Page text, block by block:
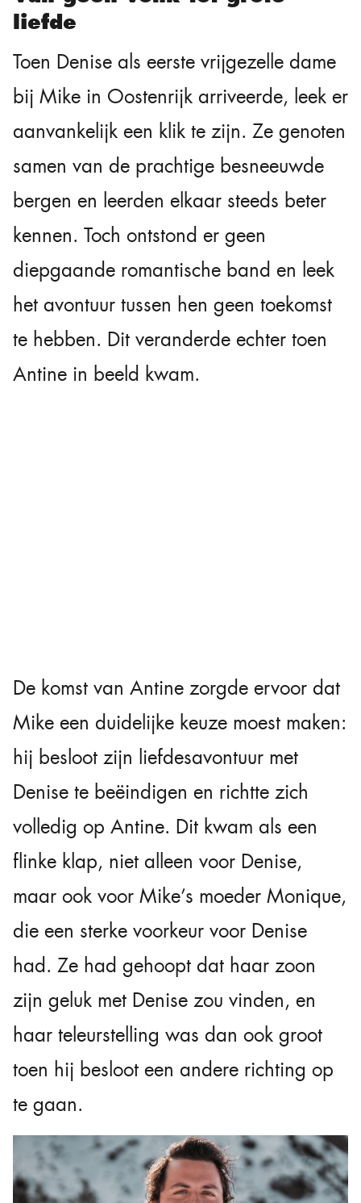
liefde
Toen Denise als eerste vrijgezelle dame
bij Mike in Oostenrijk arriveerde, leek er
aanvankelijk een klik te zijn. Ze genoten
samen van de prachtige besneeuwde
bergen en leerden elkaar steeds beter
kennen. Toch ontstond er geen
diepgaande romantische band en leek
het avontuur tussen hen geen toekomst
te hebben. Dit veranderde echter toen
Antine in beeld kwam.
De komst van Antine zorgde ervoor dat
Mike een duidelijke keuze moest maken:
hij besloot zijn liefdesavontuur met
Denise te beëindigen en richtte zich
volledig op Antine. Dit kwam als een
flinke klap, niet alleen voor Denise,
maar ook voor Mike’s moeder Monique,
die een sterke voorkeur voor Denise
had. Ze had gehoopt dat haar zoon
zijn geluk met Denise zou vinden, en
haar teleurstelling was dan ook groot
toen hij besloot een andere richting op
te gaan.